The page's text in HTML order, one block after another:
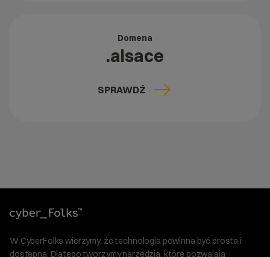
Domena
.alsace
SPRAWDŹ
W CyberFolks wierzymy, że technologia powinna być prosta i
dostępna. Dlatego tworzymy narzędzia, które pozwalają